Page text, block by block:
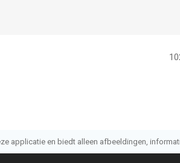
applicatie en biedt alleen afbeeldingen,